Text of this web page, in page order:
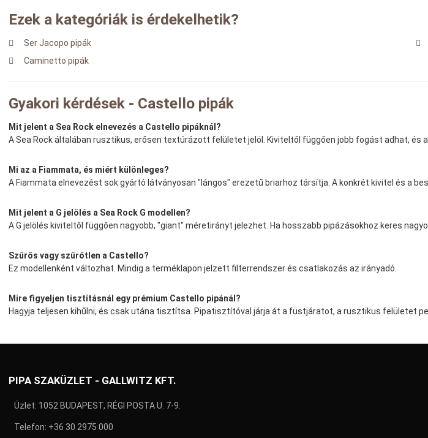
Ezek a kategóriák is érdekelhetik?
Ser Jacopo pipák
Caminetto pipák
Gyakori kérdések - Castello pipák
Mit jelent a Sea Rock elnevezés a Castello pipáknál?
A Sea Rock általában rusztikus, erősen textúrázott felületet jelöl. Kiviteltől függően jobb fogást adhat, és
Mi az a Fiammata, és miért különleges?
A Fiammata elnevezést sok gyártó látványosan "lángos" erezetű briarhoz társítja. A konkrét kivitel és a
Mit jelent a G jelölés a Sea Rock G modellen?
A G jelölés kiviteltől függően nagyobb, "giant" méretirányt jelezhet. Ha hosszabb pipázásokhoz keres
Szűrős vagy szűrőtlen a Castello?
Ez modellenként változhat. Mindig a terméklapon jelzett filterrendszer és csatlakozás az irányadó.
Mire figyeljen tisztításnál egy prémium Castello pipánál?
Hagyja teljesen kihűlni, és csak utána tisztítsa. Pipatisztítóval járja át a füstjáratot, a rusztikus felületet
PIPA SZAKÜZLET - GALLWITZ KFT.
Üzlet: 1052 BUDAPEST, RÉGI POSTA U. 7-9.
Telefon: +36 30 2975 000